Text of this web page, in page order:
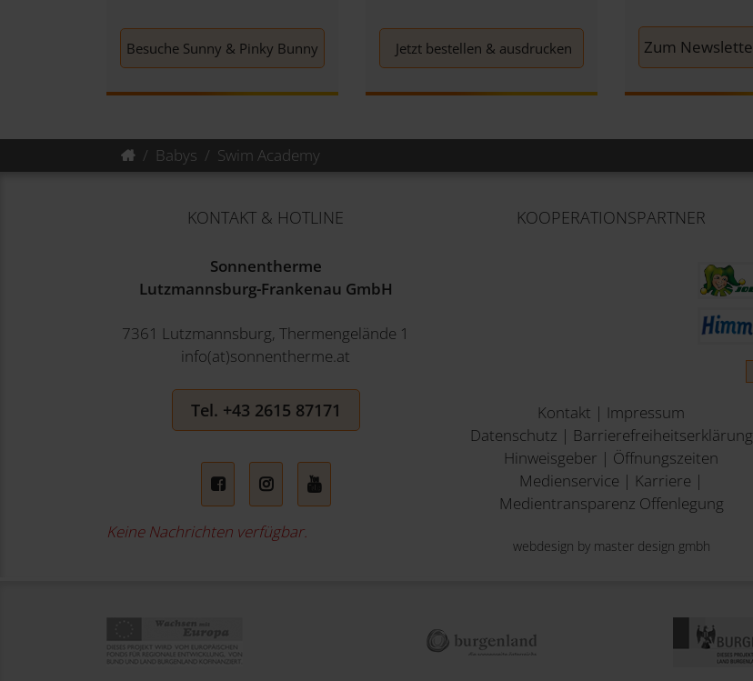
Besuche Sunny & Pinky Bunny Jetzt bestellen & ausdrucken
Babys Swim Academy
KONTAKT & HOTLINE
Sonnentherme
Lutzmannsburg-Frankenau GmbH
7361 Lutzmannsburg, Thermengelände 1
info(at)sonnentherme.at
Tel. +43 2615 87171
FacebookInstagramYouTube
Keine Nachrichten verfügbar.
KOOPERATIONSPARTNER
Kontakt | Impressum
Datenschutz | Barrierefreiheitserklärung
Hinweisgeber | Öffnungszeiten
Medienservice | Karriere |
Medientransparenz Offenlegung
webdesign by master design gmbh